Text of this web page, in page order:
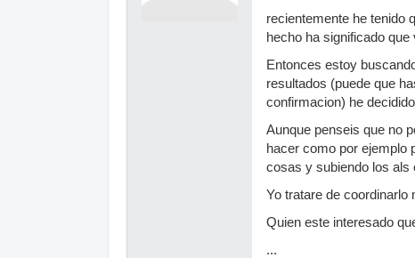
recientemente he tenido
hecho ha significado
Entonces estoy
resultados (puede que
confirmacion) he
Aunque penseis que no
hacer como por ejemplo
cosas y subiendo los als
Yo tratare de coordinarlo
Quien este interesado
...